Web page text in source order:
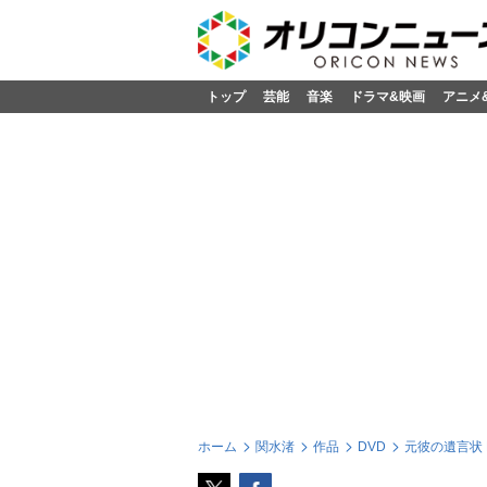
トップ 芸能 音楽 ドラマ&映画 アニメ
ホーム 関水渚 作品 DVD 元彼の遺言状